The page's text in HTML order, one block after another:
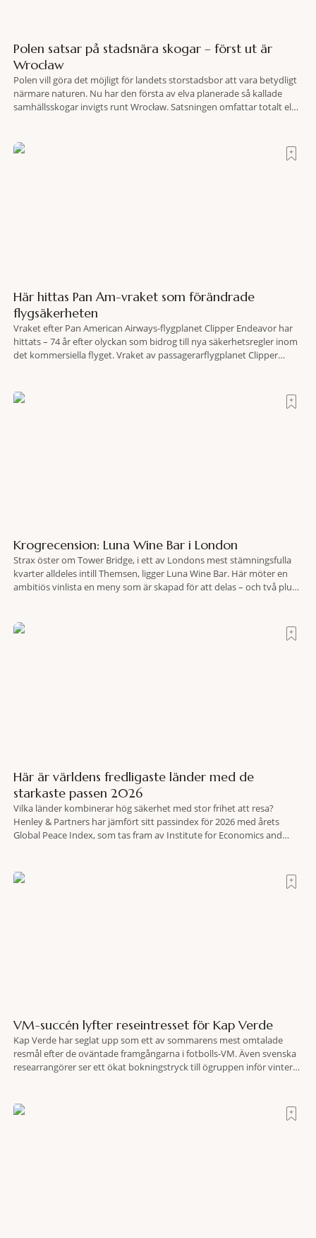
Polen satsar på stadsnära skogar – först ut är
Wrocław
Polen vill göra det möjligt för landets storstadsbor att vara betydligt
närmare naturen. Nu har den första av elva planerade så kallade
samhällsskogar invigts runt Wrocław. Satsningen omfattar totalt elva
fler människor ska kunna promenera, motionera
Här hittas Pan Am-vraket som förändrade
flygsäkerheten
Vraket efter Pan American Airways-flygplanet Clipper Endeavor har
hittats – 74 år efter olyckan som bidrog till nya säkerhetsregler inom
det kommersiella flyget. Vraket av passagerarflygplanet Clipper
lokaliserades den 2 juni i år med hjälp
Krogrecension: Luna Wine Bar i London
Strax öster om Tower Bridge, i ett av Londons mest stämningsfulla
kvarter alldeles intill Themsen, ligger Luna Wine Bar. Här möter en
ambitiös vinlista en meny som är skapad för att delas – och två plus
Här är världens fredligaste länder med de
starkaste passen 2026
Vilka länder kombinerar hög säkerhet med stor frihet att resa?
Henley & Partners har jämfört sitt passindex för 2026 med årets
Global Peace Index, som tas fram av Institute for Economics and
VM-succén lyfter reseintresset för Kap Verde
Kap Verde har seglat upp som ett av sommarens mest omtalade
resmål efter de oväntade framgångarna i fotbolls-VM. Även svenska
researrangörer ser ett ökat bokningstryck till ögruppen inför vintern.
motsvarande vecka i